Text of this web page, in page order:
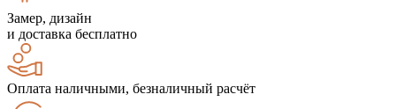
Замер, дизайн
и доставка бесплатно
Оплата наличными, безналичный расчёт